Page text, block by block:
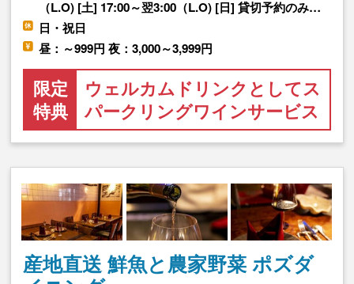
（L.O) [土] 17:00～翌3:00（L.O) [日] 貸切予約のみ…
日・祝日
昼：～999円 夜：3,000～3,999円
限定
特典
ウェルカムドリンクとしてス
パークリングワインサービス
産地直送 鮮魚と農家野菜 ポズダ